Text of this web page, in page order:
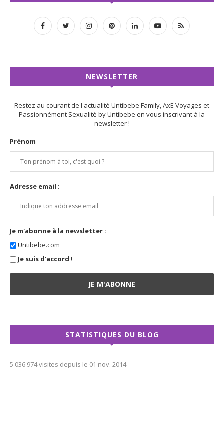
NEWSLETTER
Restez au courant de l'actualité Untibebe Family, AxE Voyages et
Passionnément Sexualité by Untibebe en vous inscrivant à la
newsletter !
Prénom
Adresse email :
Je m'abonne à la newsletter :
Untibebe.com
Je suis d'accord !
STATISTIQUES DU BLOG
5 036 974 visites depuis le 01 nov. 2014